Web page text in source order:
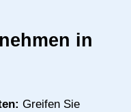
in
Greifen Sie